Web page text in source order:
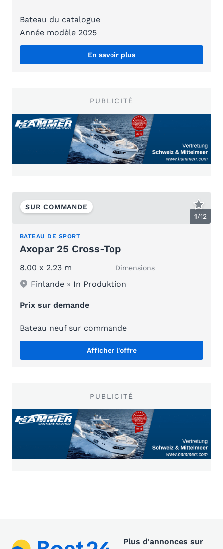
Bateau du catalogue
Année modèle 2025
En savoir plus
PUBLICITÉ
1/12
SUR COMMANDE
BATEAU DE SPORT
Axopar 25 Cross-Top
8.00 x 2.23 m Dimensions
Finlande » In Produktion
Prix sur demande
Bateau neuf sur commande
Afficher l'offre
PUBLICITÉ
Plus d'annonces sur